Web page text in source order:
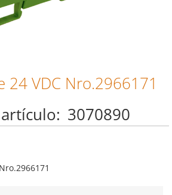
24 VDC Nro.2966171
3070890